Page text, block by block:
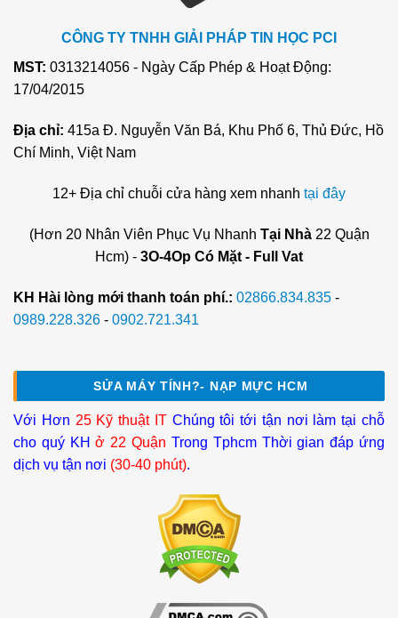
CÔNG TY TNHH GIẢI PHÁP TIN HỌC PCI
MST: 0313214056 - Ngày Cấp Phép & Hoạt Động:
17/04/2015
Địa chỉ: 415a Đ. Nguyễn Văn Bá, Khu Phố 6, Thủ Đức, Hồ
Chí Minh, Việt Nam
12+ Địa chỉ chuỗi cửa hàng xem nhanh tại đây
(Hơn 20 Nhân Viên Phục Vụ Nhanh Tại Nhà22 Quận
Hcm) - 3O-4Op Có Mặt - Full Vat
KH Hài lòng mới thanh toán phí.: 02866.834.835 -
0989.228.326 - 0902.721.341
SỬA MÁY TÍNH?- NẠP MỰC HCM
Với Hơn 25 Kỹ thuật ITChúng tôi tới tận nơi làm tại chỗ
cho quý KHở 22 Quận Trong Tphcm Thời gian đáp ứng
dịch vụ tận nơi (30-40 phút).